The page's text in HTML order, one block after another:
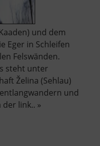
und dem
Eger in Schleifen
Felswänden.
steht unter
Želina (Sehlau)
und
der link.. »